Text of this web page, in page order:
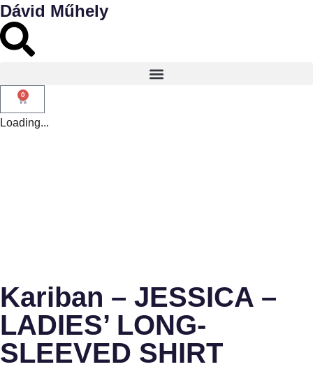
Dávid Műhely
0
Loading...
Kariban – JESSICA –
LADIES’ LONG-
SLEEVED SHIRT